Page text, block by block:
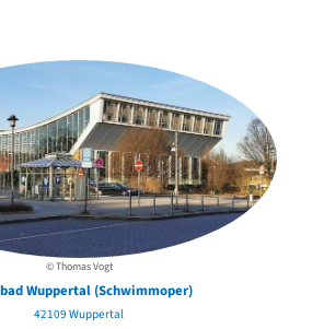
© Thomas Vogt
Wuppertal (Schwimmoper)
42109 Wuppertal